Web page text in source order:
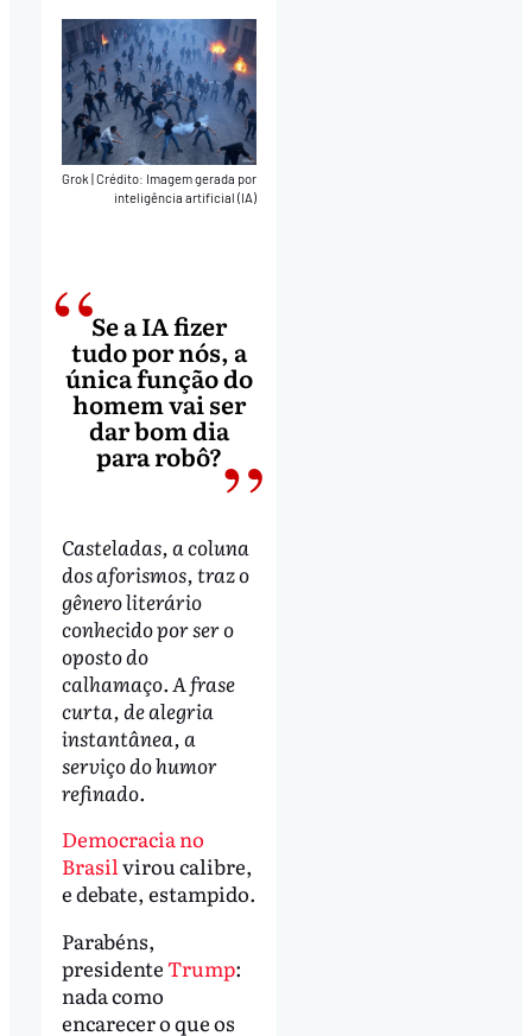
Grok Crédito: Imagem gerada por
inteligência artificial (IA)
Se a IA fizer
tudo por nós, a
única função do
homem vai ser
dar bom dia
para robô?
Casteladas, a coluna
dos aforismos, traz o
gênero literário
conhecido por ser o
oposto do
calhamaço. A frase
curta, de alegria
instantânea, a
serviço do humor
refinado.
Democracia no
Brasilvirou calibre,
e debate, estampido.
Parabéns,
presidenteTrump:
nada como
encarecer o que os